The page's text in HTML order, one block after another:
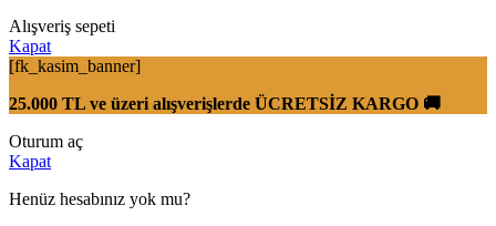
Alışveriş sepeti
Kapat
[fk_kasim_banner]
25.000 TL ve üzeri alışverişlerde ÜCRETSİZ KARGO 🚚
Oturum aç
Kapat
Henüz hesabınız yok mu?